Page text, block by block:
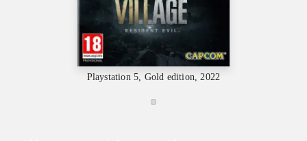
Playstation 5, Gold edition, 2022